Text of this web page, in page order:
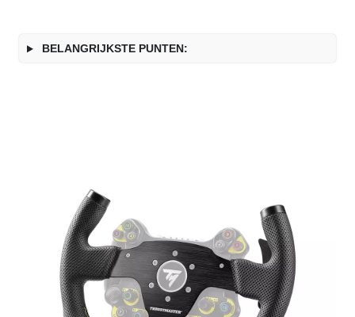
BELANGRIJKSTE PUNTEN: